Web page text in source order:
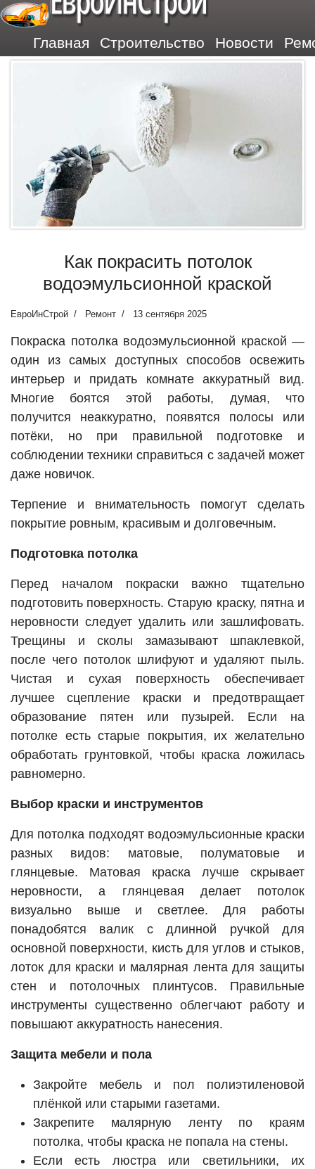
Главная Строительство Новости
Как покрасить потолок
водоэмульсионной краской
ЕвроИнСтрой Ремонт 13 сентября 2025
Покраска потолка водоэмульсионной краской —
один из самых доступных способов освежить
интерьер и придать комнате аккуратный вид.
Многие боятся этой работы, думая, что
получится неаккуратно, появятся полосы или
потёки, но при правильной подготовке и
соблюдении техники справиться с задачей может
даже новичок.
Терпение и внимательность помогут сделать
покрытие ровным, красивым и долговечным.
Подготовка потолка
Перед началом покраски важно тщательно
подготовить поверхность. Старую краску, пятна и
неровности следует удалить или зашлифовать.
Трещины и сколы замазывают шпаклевкой,
после чего потолок шлифуют и удаляют пыль.
Чистая и сухая поверхность обеспечивает
лучшее сцепление краски и предотвращает
образование пятен или пузырей. Если на
потолке есть старые покрытия, их желательно
обработать грунтовкой, чтобы краска ложилась
равномерно.
Выбор краски и инструментов
Для потолка подходят водоэмульсионные краски
разных видов: матовые, полуматовые и
глянцевые. Матовая краска лучше скрывает
неровности, а глянцевая делает потолок
визуально выше и светлее. Для работы
понадобятся валик с длинной ручкой для
основной поверхности, кисть для углов и стыков,
лоток для краски и малярная лента для защиты
стен и потолочных плинтусов. Правильные
инструменты существенно облегчают работу и
повышают аккуратность нанесения.
Защита мебели и пола
Закройте мебель и пол полиэтиленовой
плёнкой или старыми газетами.
Закрепите малярную ленту по краям
потолка, чтобы краска не попала на стены.
Если есть люстра или светильники, их